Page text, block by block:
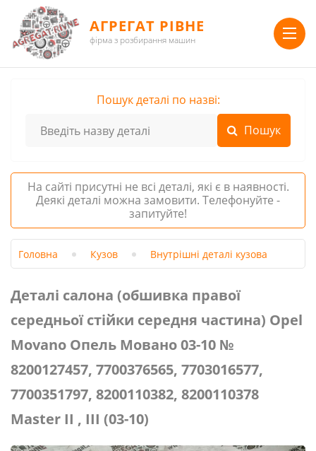
АГРЕГАТ РІВНЕ
фірма з розбирання машин
Пошук деталі по назві:
На сайті присутні не всі деталі, які є в наявності.
Деякі деталі можна замовити. Телефонуйте -
запитуйте!
Головна Кузов Внутрішні деталі кузова
Деталі салона (обшивка правої
середньої стійки середня частина) Opel
Movano Опель Мовано 03-10 №
8200127457, 7700376565, 7703016577,
7700351797, 8200110382, 8200110378
Master II , III (03-10)